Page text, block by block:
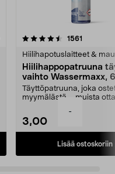
-
1561
Hiilihapotuslaitteet &
Hiilihappopatruuna
vaihto Wassermaxx,
Täyttöpatruuna, joka
myymälästä – muista
3,00
Lisää ostoskoriin
4.5viidestä